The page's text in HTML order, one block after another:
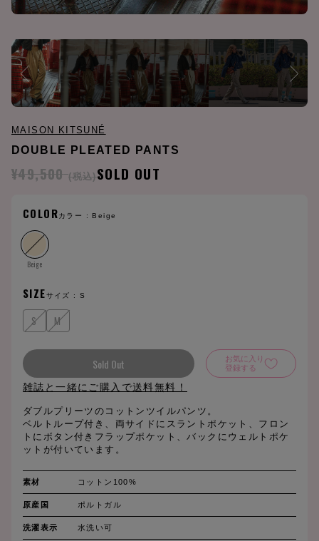
MAISON KITSUNÉ
DOUBLE PLEATED PANTS
¥49,500 (税込)SOLD OUT
COLORカラー : Beige
Beige
SIZEサイズ :S
S M
Sold Out
お気に入り
登録する
雑誌と一緒にご購入で送料無料！
ダブルプリーツのコットンツイルパンツ。
ベルトループ付き、両サイドにスラントポケット、フロン
トにボタン付きフラップポケット、バックにウェルトポケ
ットが付いています。
素材 コットン100%
原産国 ポルトガル
洗濯表示 水洗い可